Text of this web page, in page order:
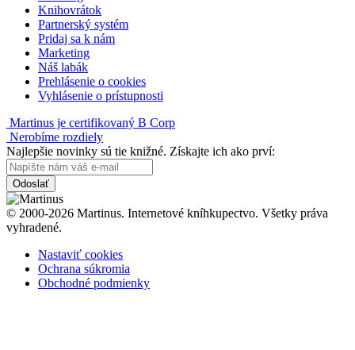
Knihovrátok
Partnerský systém
Pridaj sa k nám
Marketing
Náš labák
Prehlásenie o cookies
Vyhlásenie o prístupnosti
Martinus je certifikovaný B Corp
Nerobíme rozdiely
Najlepšie novinky sú tie knižné. Získajte ich ako prví:
Odoslať
© 2000-2026 Martinus. Internetové kníhkupectvo. Všetky práva
vyhradené.
Nastaviť cookies
Ochrana súkromia
Obchodné podmienky